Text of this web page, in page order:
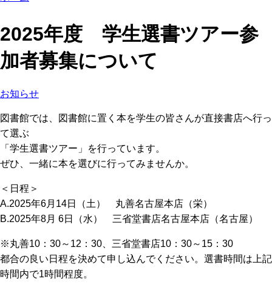
2025年度 学生選書ツアー参
加者募集について
お知らせ
図書館では、図書館に置く本を学生の皆さんが直接書店へ行っ
て選ぶ
「学生選書ツアー」を行っています。
ぜひ、一緒に本を選びに行ってみませんか。
＜日程＞
A.2025年6月14日（土） 丸善名古屋本店（栄）
B.2025年8月 6日（水） 三省堂書店名古屋本店（名古屋）
※丸善10：30～12：30、三省堂書店10：30～15：30
都合の良い日程を決めて申し込んでください。選書時間は上記
時間内で1時間程度。